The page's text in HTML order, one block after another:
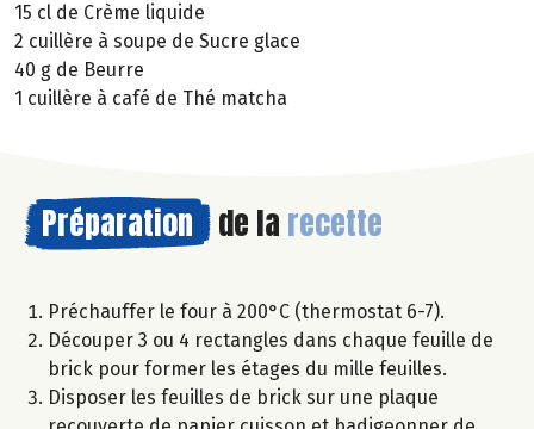
15 cl de Crème liquide
2 cuillère à soupe de Sucre glace
40 g de Beurre
1 cuillère à café de Thé matcha
Préparation de la recette
Préchauffer le four à 200°C (thermostat 6-7).
Découper 3 ou 4 rectangles dans chaque feuille de
brick pour former les étages du mille feuilles.
Disposer les feuilles de brick sur une plaque